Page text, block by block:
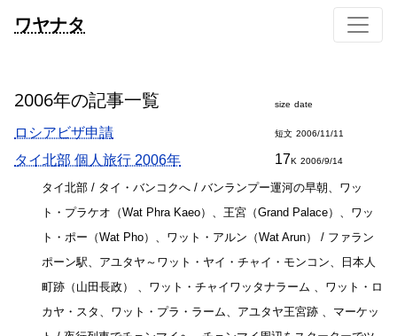
ワヤナタ
2006年の記事一覧 size date
ロシアビザ申請 短文 2006/11/11
タイ北部 個人旅行 2006年 17K 2006/9/14
タイ北部 / タイ・バンコクへ / バンランプー運河の早朝、ワッ
ト・プラケオ（Wat Phra Kaeo）、王宮（Grand Palace）、ワッ
ト・ポー（Wat Pho）、ワット・アルン（Wat Arun） / ファラン
ポーン駅、アユタヤ～ワット・ヤイ・チャイ・モンコン、日本人
町跡（山田長政） 、ワット・チャイワッタナラーム 、ワット・ロ
カヤ・スタ、ワット・プラ・ラーム、アユタヤ王宮跡 、マーケッ